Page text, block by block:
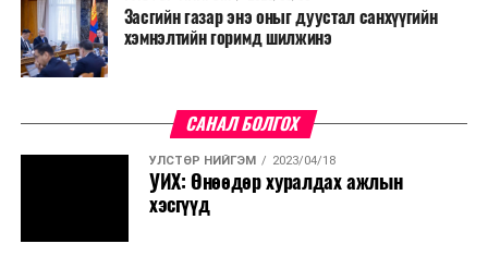
Засгийн газар энэ оныг дуустал санхүүгийн
хэмнэлтийн горимд шилжинэ
САНАЛ БОЛГОХ
УЛСТӨР НИЙГЭМ 2023/04/18
УИХ: Өнөөдөр хуралдах ажлын
хэсгүүд